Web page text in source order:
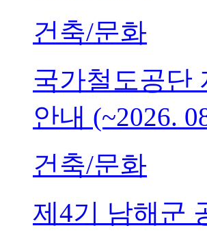
건축/문화
국가철도공단
안내 (~2026.
건축/문화
제4기 남해군